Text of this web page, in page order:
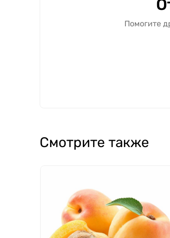
Помогите
Смотрите также